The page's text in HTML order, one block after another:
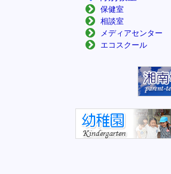
保健室
相談室
メディアセンター
エコスクール